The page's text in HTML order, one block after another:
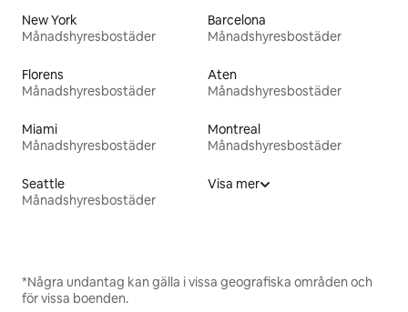
New York
Månadshyresbostäder
Barcelona
Månadshyresbostäder
Florens
Månadshyresbostäder
Aten
Månadshyresbostäder
Miami
Månadshyresbostäder
Montreal
Månadshyresbostäder
Seattle
Månadshyresbostäder
Visa mer
*Några undantag kan gälla i vissa geografiska områden och
för vissa boenden.